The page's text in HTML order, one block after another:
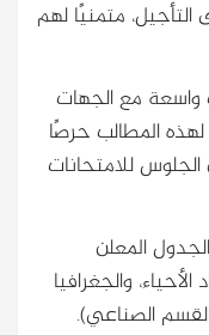
التأجيل، متمنيًا لهم
واسعة مع الجهات
لهذه المطالب حرصًا
للامتحانات
المعلن
والجغرافيا
الصناعي).